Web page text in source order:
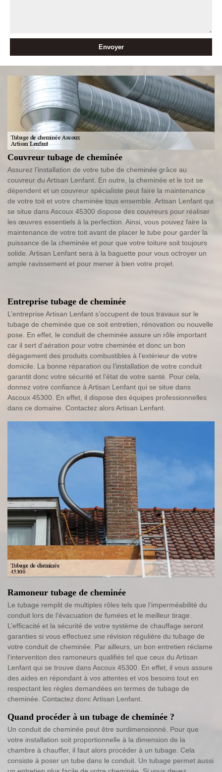
Couvreur tubage de cheminée
Assurez l’installation de votre tube de cheminée grâce au
couvreur du Artisan Lenfant. En outre, la cheminée et le toit se
dépendent et un couvreur spécialiste peut faire la maintenance
de votre toit et votre cheminée tous ensemble. Artisan Lenfant qui
se situe dans Ascoux 45300 dispose des couvreurs pour réaliser
les œuvres essentiels à la perfection. Ainsi, vous pouvez faire la
maintenance de votre toit avant de placer le tube pour garder la
puissance de la cheminée et pour que votre toiture soit toujours
solide. Artisan Lenfant sera à la baguette pour vous octroyer un
ample ravissement et pour mener à bien votre projet.
Entreprise tubage de cheminée
L’entreprise Artisan Lenfant s’occupent de tous travaux sur le
tubage de cheminée que ce soit entretien, rénovation ou nouvelle
pose. En effet, le conduit de cheminée assure un rôle important
car il sert d’aération pour votre cheminée et donc un bon
dégagement des produits combustibles à l’extérieur de votre
domicile. La bonne réparation ou l’installation de votre conduit
garantit donc votre sécurité et l’état de votre santé. Pour cela,
donnez votre confiance à Artisan Lenfant qui se situe dans
Ascoux 45300. En effet, il dispose des équipes professionnelles
dans ce domaine. Contactez alors Artisan Lenfant.
Ramoneur tubage de cheminée
Le tubage remplit de multiples rôles tels que l’imperméabilité du
conduit lors de l’évacuation de fumées et le meilleur tirage.
L’efficacité et la sécurité de votre système de chauffage seront
garanties si vous effectuez une révision régulière du tubage de
votre conduit de cheminée. Par ailleurs, un bon entretien réclame
l’intervention des ramoneurs qualifiés tel que ceux du Artisan
Lenfant qui se trouve dans Ascoux 45300. En effet, il vous assure
des aides en répondant à vos attentes et vos besoins tout en
respectant les règles demandées en termes de tubage de
cheminée. Contactez donc Artisan Lenfant.
Quand procéder à un tubage de cheminée ?
Un conduit de cheminée peut être surdimensionné. Pour que
votre installation soit proportionnelle à la dimension de la
chambre à chauffer, il faut alors procéder à un tubage. Cela
consiste à poser un tube dans le conduit. Un tubage permet aussi